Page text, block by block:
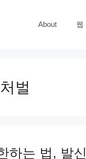
About 웹
벌
하는 법, 발